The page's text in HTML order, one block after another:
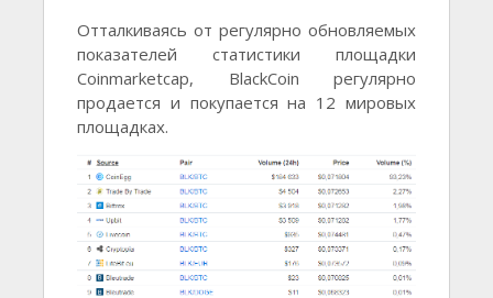
Отталкиваясь от регулярно обновляемых
показателей статистики площадки
Coinmarketcap, BlackCoin регулярно
продается и покупается на 12 мировых
площадках.